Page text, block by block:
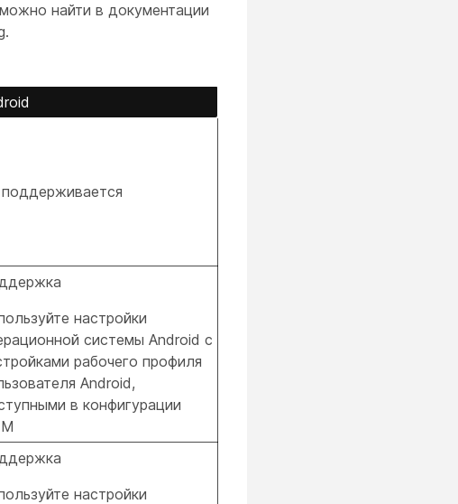
найти в документации
настройки
системы Android с
рабочего профиля
Android,
в конфигурации
настройки